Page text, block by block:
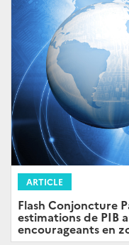
ARTICLE
Flash Conjoncture
estimations de PIB
encourageants en